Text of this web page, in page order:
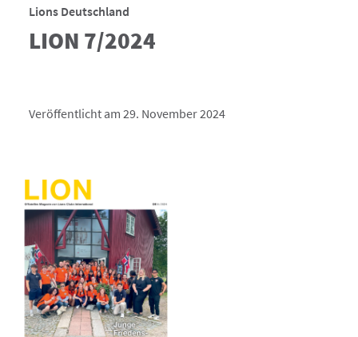
Lions Deutschland
LION 7/2024
Veröffentlicht am 29. November 2024